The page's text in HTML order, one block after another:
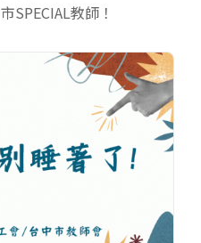
SPECIAL教師！